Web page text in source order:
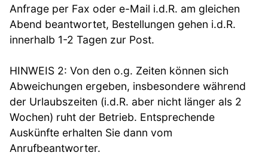
Anfrage per Fax oder e-Mail i.d.R. am gleichen
Abend beantwortet, Bestellungen gehen i.d.R.
innerhalb 1-2 Tagen zur Post.
HINWEIS 2: Von den o.g. Zeiten können sich
Abweichungen ergeben, insbesondere während
der Urlaubszeiten (i.d.R. aber nicht länger als 2
Wochen) ruht der Betrieb. Entsprechende
Auskünfte erhalten Sie dann vom
Anrufbeantworter.